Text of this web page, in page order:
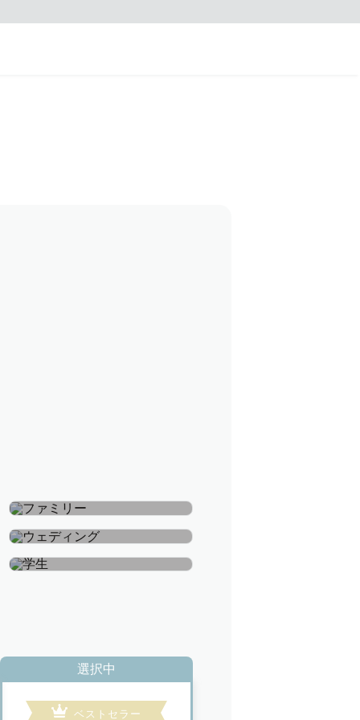
ファミリー
ウェディング
選択中
ベストセラー